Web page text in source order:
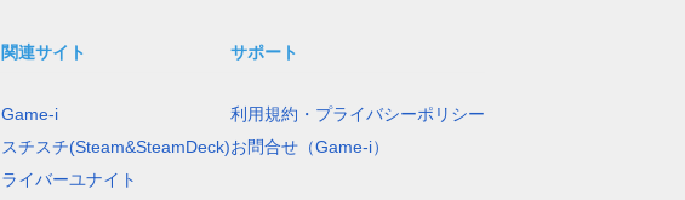
関連サイト
Game-i
スチスチ(Steam&SteamDeck)
ライバーユナイト
サポート
利用規約・プライバシーポリシー
お問合せ（Game-i）